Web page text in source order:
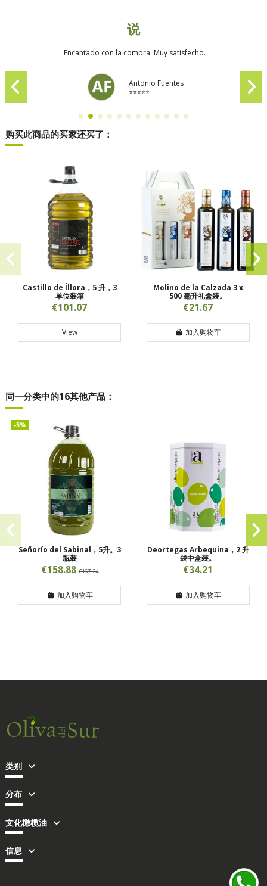
说
Encantado con la compra. Muy satisfecho.
Antonio Fuentes
⭐⭐⭐⭐⭐
购买此商品的买家还买了：
Castillo de Íllora，5 升，3
单位装箱
€101.07
View
Molino de la Calzada 3 x
500 毫升礼盒装。
€21.67
加入购物车
同一分类中的16其他产品：
-5%
Señorío del Sabinal，5升。3
瓶装
€158.88€167.24
加入购物车
Deortegas Arbequina，2 升
袋中盒装。
€34.21
加入购物车
类别
分布
文化橄榄油
信息